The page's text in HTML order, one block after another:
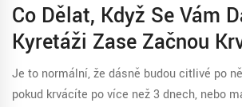
Co Dělat, Když Se Vám
Kyretáži Zase Začnou
Je to normální, že dásně budou citlivé po
pokud krvácíte po více než 3 dnech, nebo